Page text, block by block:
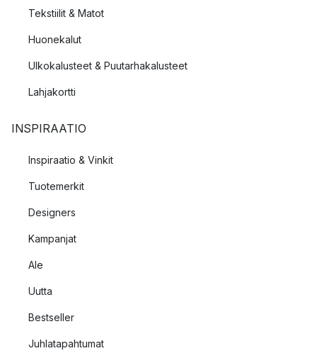
Tekstiilit & Matot
Huonekalut
Ulkokalusteet & Puutarhakalusteet
Lahjakortti
INSPIRAATIO
Inspiraatio & Vinkit
Tuotemerkit
Designers
Kampanjat
Ale
Uutta
Bestseller
Juhlatapahtumat